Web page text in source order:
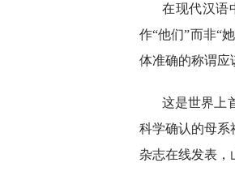
在现代汉语
作“他们”而非“
体准确的称谓应
这是世界上
科学确认的母系
杂志在线发表，